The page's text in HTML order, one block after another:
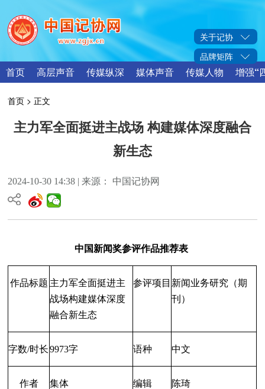
关于记协
品牌矩阵
首页 高层声音 传媒纵深 媒体声音 传媒人物 增强“
首页 > 正文
主力军全面挺进主战场 构建媒体深度融合
新生态
2024-10-30 14:38 | 来源： 中国记协网
中国新闻奖参评作品推荐表
作品标题 主力军全面挺进主
战场构建媒体深度
融合新生态
参评项目 新闻业务研究（期
刊）
字数/时长 9973字 语种 中文
作者 集体 编辑 陈琦